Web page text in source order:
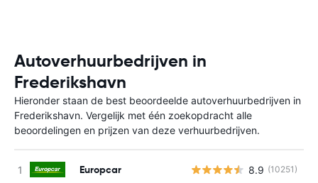
Autoverhuurbedrijven in
Frederikshavn
Hieronder staan de best beoordeelde autoverhuurbedrijven in
Frederikshavn. Vergelijk met één zoekopdracht alle
beoordelingen en prijzen van deze verhuurbedrijven.
Europcar 8.9 (10251)